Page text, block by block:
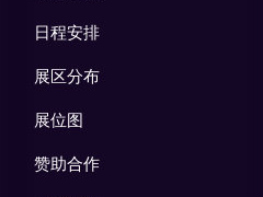
日程安排
展区分布
展位图
赞助合作